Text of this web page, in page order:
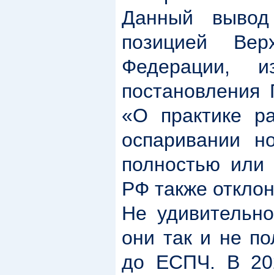
Данный вывод
позицией
Федерации,
«О практике
оспаривании
полностью или
РФ также
Не
они так и не
до ЕСПЧ. В